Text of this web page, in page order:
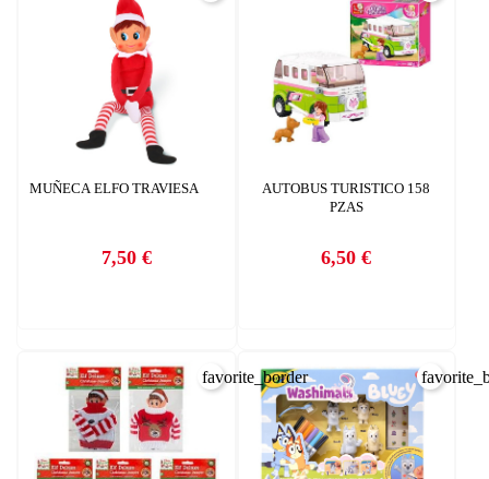
MUÑECA ELFO TRAVIESA
Precio
7,50 €
AUTOBUS TURISTICO 158
PZAS
Precio
6,50 €
favorite_border
CREAR LISTA DE DESEOS
INICIAR SESIÓN